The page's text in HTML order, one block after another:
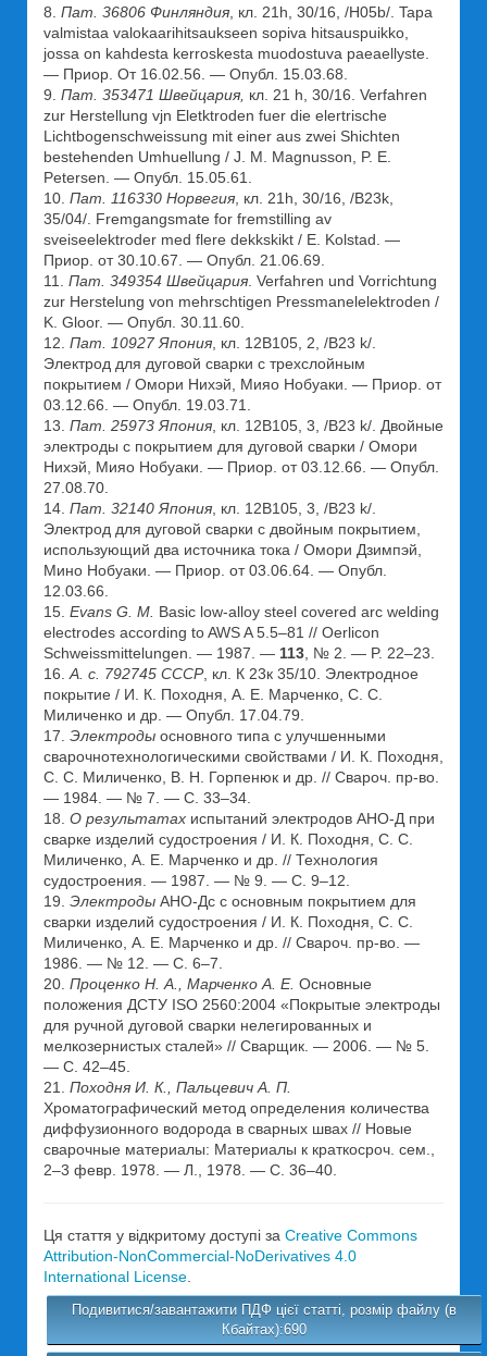
8. Пат. 36806 Финляндия , кл. 21h, 30/16, /Н05b/. Tapa
valmistaa valokaarihitsaukseen sopiva hitsauspuikko,
jossa on kahdesta kerroskesta muodostuva pаеаеllyste.
— Приор. От 16.02.56. — Опубл. 15.03.68.
9. Пат. 353471 Швейцария, кл. 21 h, 30/16. Verfahren
zur Herstellung vjn Elеtktroden fuer die elertrische
Lichtbogenschweissung mit einer aus zwei Shichten
bestehenden Umhuellung / J. M. Magnusson, P. E.
Petersen. — Опубл. 15.05.61.
10. Пат . 116330 Норвегия , кл. 21h, 30/16, /В23k,
35/04/. Fremgangsmate for fremstilling av
sveiseelektroder med flere dekkskikt / E. Kolstad. —
Приор. от 30.10.67. — Опубл. 21.06.69.
11. Пат . 349354 Швейцария . Verfahren und Vorrichtung
zur Herstelung von mehrschtigen Pressmanelelektroden /
K. Gloor. — Опубл. 30.11.60.
12. Пат. 10927 Япония , кл. 12В105, 2, /В23 k/.
Электрод для дуговой сварки с трехслойным
покрытием / Омори Нихэй, Мияо Нобуаки. — Приор. от
03.12.66. — Опубл. 19.03.71.
13. Пат. 25973 Япония , кл. 12В105, 3, /В23 k/. Двойные
электроды с покрытием для дуговой сварки / Омори
Нихэй, Мияо Нобуаки. — Приор. от 03.12.66. — Опубл.
27.08.70.
14. Пат. 32140 Япония , кл. 12В105, 3, /В23 k/.
Электрод для дуговой сварки с двойным покрытием,
использующий два источника тока / Омори Дзимпэй,
Мино Нобуаки. — Приор. от 03.06.64. — Опубл.
12.03.66.
15. Evans G. M. Basic low-alloy steel covered arc welding
electrodes according to AWS A 5.5–81 // Oerlicon
Schweissmittelungen. — 1987. — 113 , № 2. — P. 22–23.
16. А. с. 792745 СССР, кл. К 23к 35/10. Электродное
покрытие / И. К. Походня, А. Е. Марченко, С. С.
Миличенко и др. — Опубл. 17.04.79.
17. Электроды основного типа с улучшенными
сварочнотехнологическими свойствами / И. К. Походня,
С. С. Миличенко, В. Н. Горпенюк и др. // Свароч. пр-во.
— 1984. — № 7. — С. 33–34.
18. О результатах испытаний электродов АНО-Д при
сварке изделий судостроения / И. К. Походня, С. С.
Миличенко, А. Е. Марченко и др. // Технология
судостроения. — 1987. — № 9. — С. 9–12.
19. Электроды АНО-Дс с основным покрытием для
сварки изделий судостроения / И. К. Походня, С. С.
Миличенко, А. Е. Марченко и др. // Свароч. пр-во. —
1986. — № 12. — С. 6–7.
20. Проценко Н. А., Марченко А. Е. Основные
положения ДСТУ ISO 2560:2004 «Покрытые электроды
для ручной дуговой сварки нелегированных и
мелкозернистых сталей» // Сварщик. — 2006. — № 5.
— С. 42–45.
21. Походня И. К., Пальцевич А. П.
Хроматографический метод определения количества
диффузионного водорода в сварных швах // Новые
сварочные материалы: Материалы к краткосроч. сем.,
2–3 февр. 1978. — Л., 1978. — С. 36–40.
Ця стаття у відкритому доступі за Creative Commons
Attribution-NonCommercial-NoDerivatives 4.0
International License
Подивитися/завантажити ПДФ цієї статті, розмір файлу (в
Кбайтах):690